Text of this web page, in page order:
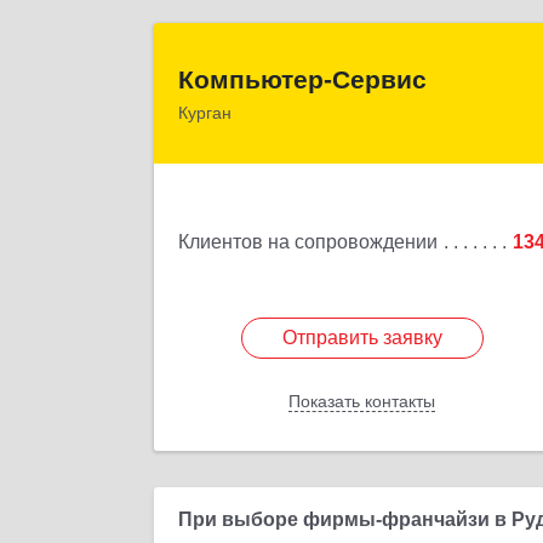
Компьютер-Сервис
Курган
Клиентов на сопровождении
Отправить заявку
Показать контакты
Отправить заявку
Назад
При выборе фирмы-франчайзи в